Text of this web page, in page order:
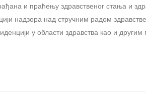
и праћењу здравственог стања и
надзора над стручним радом
у области здравства као и